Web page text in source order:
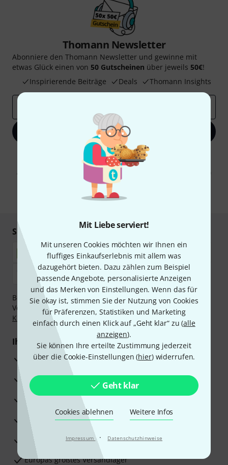
Mit Liebe serviert!
Mit unseren Cookies möchten wir Ihnen ein
fluffiges Einkaufserlebnis mit allem was
dazugehört bieten. Dazu zählen zum Beispiel
passende Angebote, personalisierte Anzeigen
und das Merken von Einstellungen. Wenn das für
Sie okay ist, stimmen Sie der Nutzung von Cookies
für Präferenzen, Statistiken und Marketing
einfach durch einen Klick auf „Geht klar“ zu (alle
anzeigen).
Sie können Ihre erteilte Zustimmung jederzeit
über die Cookie-Einstellungen (hier) widerrufen.
Geht klar
Cookies ablehnen Weitere Infos
Impressum · Datenschutzhinweise
Thomann Newsletter
Abonniere den Thomann Newsletter und gewinne mit
etwas Glück einen von 50 Gutscheinen über jeweils 50€!
Inspirierende Beiträge
Deals Thomann Insights
Jetzt anmelden
Mit Klick auf „Jetzt anmelden“ stimmen Sie dem Erhalt von E-Mail-
Werbung und einer Messung des E-Mail-Nutzungsverhaltens zu. Die
Abmeldung ist jederzeit möglich. Weitere Informationen finden Sie in
unseren
Datenschutzhinweisen
* Pflichtfeld
Sicher einkaufen & bezahlen
Bezahlen Sie vertraulich und sicher per Nachnahme,
Vorkasse, PayPal, Amazon Pay, Klarna Sofort bezahlen
Klarna Ratenzahlungoder Kreditkarte.
Ihre Vorteile
3 Jahre Thomann Garantie
30 Tage Money-Back-Garantie
Reparaturservice
Beratung durch Fachexperten
Zufriedenheitsgarantie
Europas größtes Versandlager